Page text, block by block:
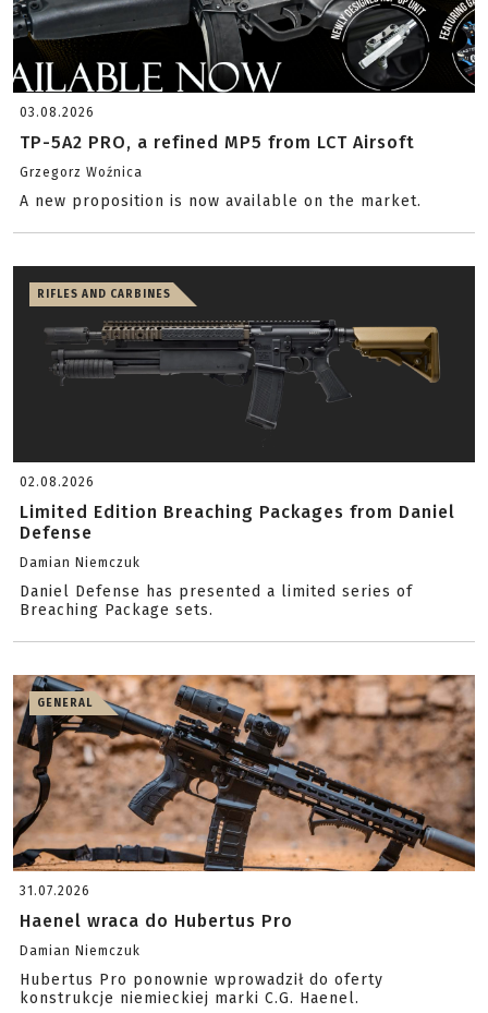
03.08.2026
TP-5A2 PRO, a refined MP5 from LCT Airsoft
Grzegorz Woźnica
A new proposition is now available on the market.
RIFLES AND CARBINES
02.08.2026
Limited Edition Breaching Packages from Daniel
Defense
Damian Niemczuk
Daniel Defense has presented a limited series of
Breaching Package sets.
GENERAL
31.07.2026
Haenel wraca do Hubertus Pro
Damian Niemczuk
Hubertus Pro ponownie wprowadził do oferty
konstrukcje niemieckiej marki C.G. Haenel.